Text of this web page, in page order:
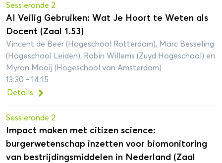
Sessieronde 2
AI Veilig Gebruiken: Wat Je Hoort te Weten als
Docent (Zaal 1.53)
Vincent de Beer (Hogeschool Rotterdam), Marc Besseling
(Hogeschool Leiden), Robin Willems (Zuyd Hogeschool) en
Myron Mooij (Hogeschool van Amsterdam)
13:30 - 14:15
Details
Sessieronde 2
Impact maken met citizen science:
burgerwetenschap inzetten voor biomonitoring
van bestrijdingsmiddelen in Nederland (Zaal